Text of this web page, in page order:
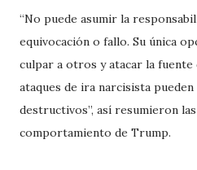
“No puede asumir la
equivocación o fallo. Su única
culpar a otros y atacar la fuente
ataques de ira narcisista
destructivos”, así resumieron
comportamiento de Trump.